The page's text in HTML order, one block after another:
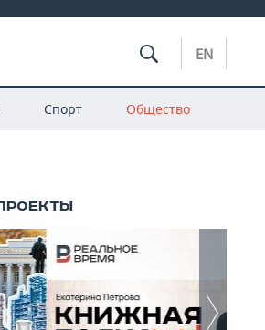
EN
Спорт Общество